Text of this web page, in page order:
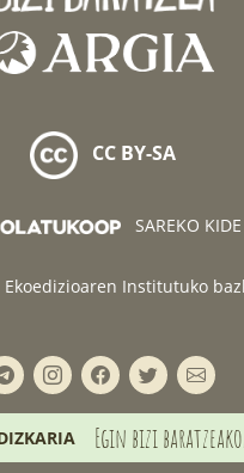
CC BY-SA
SAREKO KIDE
Ekoedizioaren Institutuko
Egin bizi